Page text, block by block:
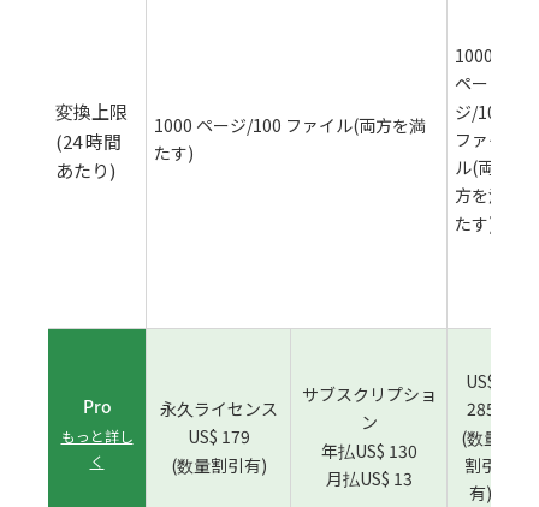
変換上限
(24 時間
あたり)
1000 ページ/100 ファイル(両方を満
たす)
1000
ペー
ジ/100
ファイ
ル(両
方を満
たす)
Pro
もっと詳し
く
永久ライセンス
US$ 179
(数量割引有)
サブスクリプショ
ン
年払US$ 130
月払US$ 13
US$
285
(数量
割引
有)